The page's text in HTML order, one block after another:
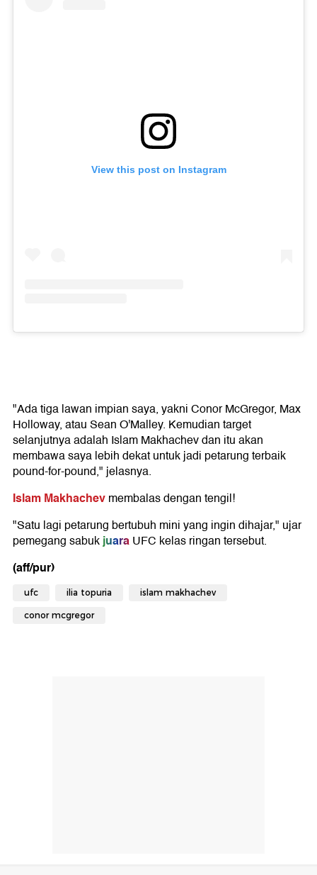
View this post on Instagram
"Ada tiga lawan impian saya, yakni Conor McGregor, Max
Holloway, atau Sean O'Malley. Kemudian target
selanjutnya adalah Islam Makhachev dan itu akan
membawa saya lebih dekat untuk jadi petarung terbaik
pound-for-pound," jelasnya.
Islam Makhachevmembalas dengan tengil!
"Satu lagi petarung bertubuh mini yang ingin dihajar," ujar
pemegang sabukjuaraUFC kelas ringan tersebut.
(aff/pur)
ufc ilia topuria islam makhachev
conor mcgregor